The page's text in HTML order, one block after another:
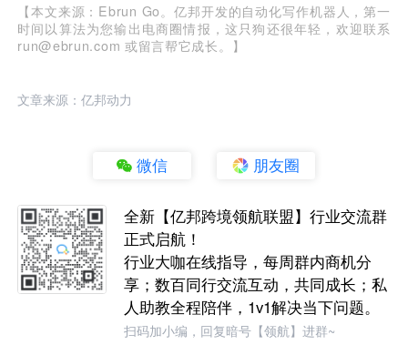
【本文来源：Ebrun Go。亿邦开发的自动化写作机器人，第一
时间以算法为您输出电商圈情报，这只狗还很年轻，欢迎联系
run@ebrun.com 或留言帮它成长。】
文章来源：亿邦动力
微信 朋友圈
全新【亿邦跨境领航联盟】行业交流群
正式启航！
行业大咖在线指导，每周群内商机分
享；数百同行交流互动，共同成长；私
人助教全程陪伴，1v1解决当下问题。
扫码加小编，回复暗号【领航】进群~